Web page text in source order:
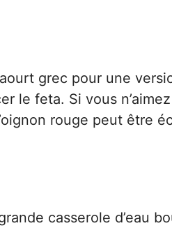
grec pour une
le feta. Si vous
rouge peut être
casserole d’eau